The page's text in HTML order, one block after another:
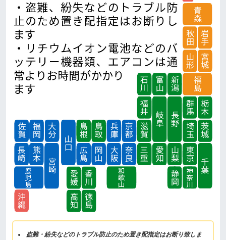
盗難・紛失などのトラブル防止のため置き配指定はお断り致しま